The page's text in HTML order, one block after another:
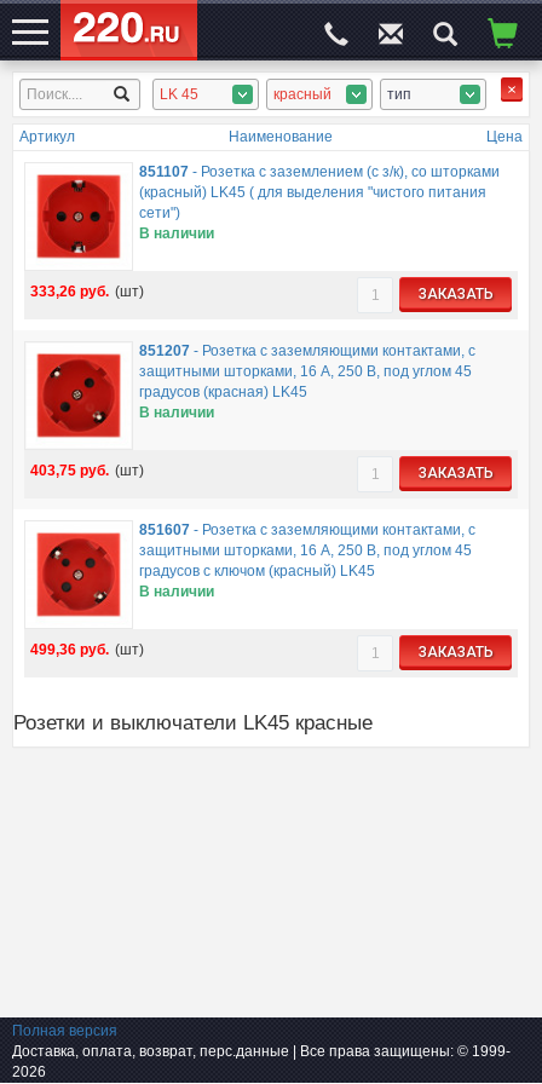
ЭЛЕКТРОСАЙТ№1 LK 45 красный тип
Артикул Наименование Цена
851107- Розетка с заземлением (с з/к), со шторками
(красный) LK45 ( для выделения "чиcтого питания
сети")
В наличии
333,26 руб. (шт) ЗАКАЗАТЬ
851207- Розетка с заземляющими контактами, с
защитными шторками, 16 А, 250 В, под углом 45
градусов (красная) LK45
В наличии
403,75 руб. (шт) ЗАКАЗАТЬ
851607- Розетка с заземляющими контактами, с
защитными шторками, 16 А, 250 В, под углом 45
градусов с ключом (красный) LK45
В наличии
499,36 руб. (шт) ЗАКАЗАТЬ
Розетки и выключатели LK45 красные
Полная версия
Доставка, оплата, возврат, перс.данные | Все права защищены: © 1999-
2026